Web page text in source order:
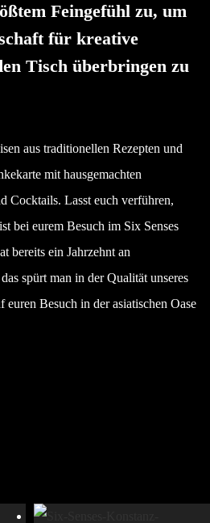
Feingefühl zu, um
für kreative
Tisch überbringen zu
aus traditionellen Rezepten und
mit hausgemachten
Cocktails. Lasst euch verführen,
bei eurem Besuch im Six Senses
bereits ein Jahrzehnt an
spürt man in der Qualität unseres
euren Besuch in der asiatischen Oase